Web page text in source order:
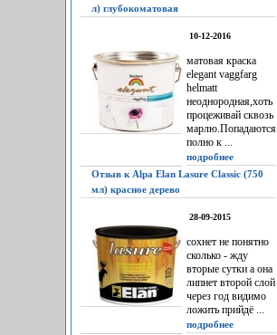
л) глубокоматовая
10-12-2016
матовая краска
elegant vaggfarg
helmatt
неоднородная,хоть
процеживай сквозь
марлю.Попадаются
полно к ...
подробнее
Отзыв к Alpa Elan Lasure Classic (750
мл) красное дерево
28-09-2015
сохнет не понятно
сколько - жду
вторые сутки а она
липнет второй слой
через год видимо
ложить прийдё ...
подробнее